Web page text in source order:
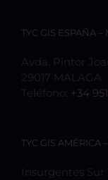
TYC GIS ESPAÑA –
Avda. Pintor
29017 MÁLAGA
Teléfono: +34
TYC GIS AMÉRICA
Insurgentes Sur